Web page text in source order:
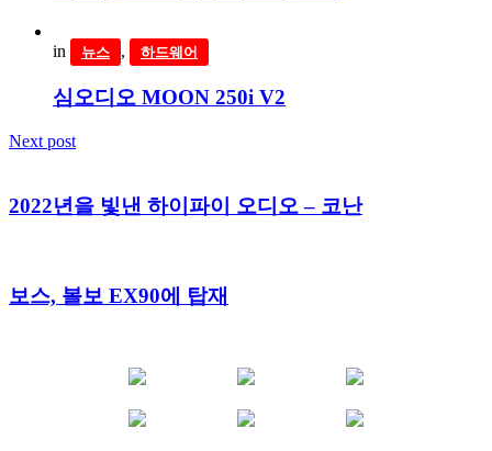
in 뉴스 , 하드웨어
심오디오 MOON 250i V2
Next post
2022년을 빛낸 하이파이 오디오 – 코난
보스, 볼보 EX90에 탑재